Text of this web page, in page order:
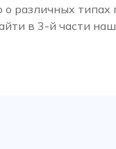
различных типах
в 3-й части